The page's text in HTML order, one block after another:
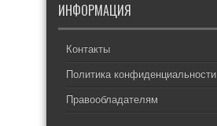
ИНФОРМАЦИЯ
Контакты
Политика конфиденциальности
Правообладателям